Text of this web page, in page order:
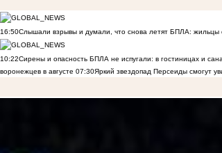
16:50Слышали взрывы и думали, что снова летят БПЛА: жильцы
10:22Сирены и опасность БПЛА не испугали: в гостиницах и
воронежцев в августе 07:30Яркий звездопад Персеиды смогут